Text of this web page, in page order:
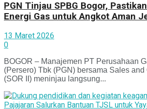
PGN Tinjau SPBG Bogor,
Energi Gas untuk Angkot Aman
13 Maret 2026
0
BOGOR – Manajemen PT Perusahaan
(Persero) Tbk (PGN) bersama Sales and
(SOR II) meninjau langsung...